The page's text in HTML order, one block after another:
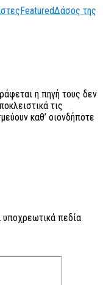
FeaturedΔάσος της
η πηγή τους δεν
τις
καθ’ οιονδήποτε
υποχρεωτικά πεδία